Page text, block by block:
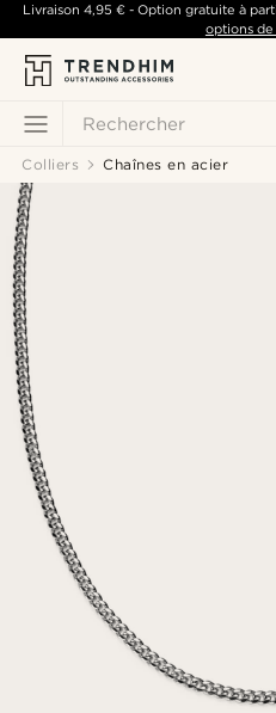
Rechercher
Livraison 4,95 €- Option gratuite à
options de
Colliers Chaînes en acier